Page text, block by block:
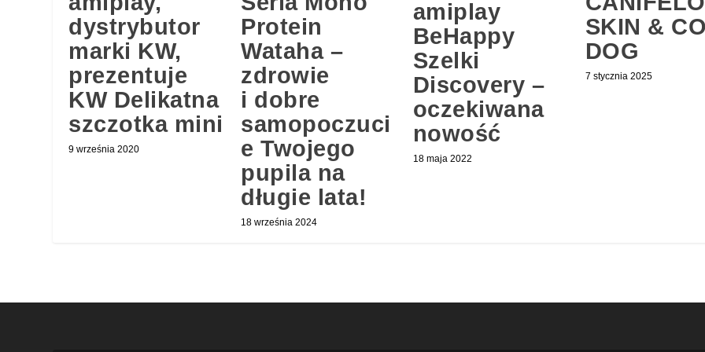
dystrybutor
marki KW,
prezentuje
KW Delikatna
szczotka mini
9 września 2020
Protein
Wataha –
zdrowie
i dobre
samopoczuci
e Twojego
pupila na
długie lata!
18 września 2024
amiplay
BeHappy
Szelki
Discovery –
oczekiwana
nowość
18 maja 2022
SKIN &
DOG
7 stycznia 2025